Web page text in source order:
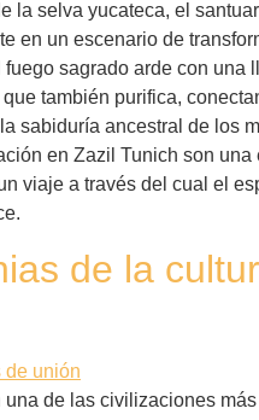
la selva yucateca, el
en un escenario de
sagrado arde con una
también purifica,
sabiduría ancestral de los
en Zazil Tunich son una
viaje a través del cual el
de la
una de las civilizaciones